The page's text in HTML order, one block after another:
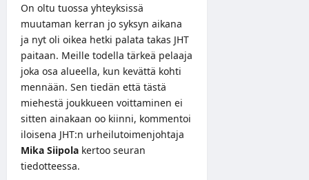
On oltu tuossa yhteyksissä
muutaman kerran jo syksyn aikana
ja nyt oli oikea hetki palata takas JHT
paitaan. Meille todella tärkeä pelaaja
joka osa alueella, kun kevättä kohti
mennään. Sen tiedän että tästä
miehestä joukkueen voittaminen ei
sitten ainakaan oo kiinni, kommentoi
iloisena JHT:n urheilutoimenjohtaja
Mika Siipola kertoo seuran
tiedotteessa.